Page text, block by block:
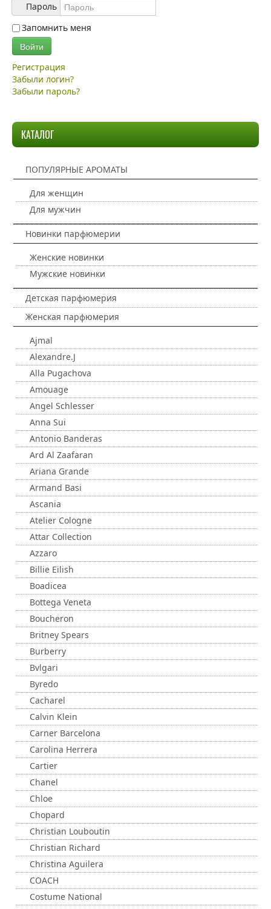
Пароль
Запомнить меня
Войти
Регистрация
Забыли логин?
Забыли пароль?
КАТАЛОГ
ПОПУЛЯРНЫЕ АРОМАТЫ
Для женщин
Для мужчин
Новинки парфюмерии
Женские новинки
Мужские новинки
Детская парфюмерия
Женская парфюмерия
Ajmal
Alexandre.J
Alla Pugachova
Amouage
Angel Schlesser
Anna Sui
Antonio Banderas
Ard Al Zaafaran
Ariana Grande
Armand Basi
Ascania
Atelier Cologne
Attar Collection
Azzaro
Billie Eilish
Boadicea
Bottega Veneta
Boucheron
Britney Spears
Burberry
Bvlgari
Byredo
Cacharel
Calvin Klein
Carner Barcelona
Carolina Herrera
Cartier
Chanel
Chloe
Chopard
Christian Louboutin
Christian Richard
Christina Aguilera
COACH
Costume National